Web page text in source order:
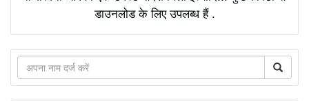
डाउनलोड के लिए उपलब्ध हैं .